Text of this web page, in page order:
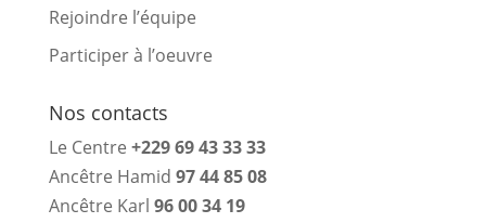
Rejoindre l’équipe
Participer à l’oeuvre
Nos contacts
Le Centre +229 69 43 33 33
Ancêtre Hamid 97 44 85 08
Ancêtre Karl 96 00 34 19